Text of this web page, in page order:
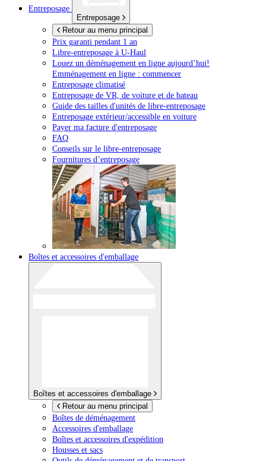
Entreposage
Entreposage
Retour au menu principal
Prix garanti pendant 1 an
Libre-entreposage à U-Haul
Louez un déménagement en ligne aujourd’hui!
Emménagement en ligne : commencer
Entreposage climatisé
Entreposage de VR, de voiture et de bateau
Guide des tailles d'unités de libre-entreposage
Entreposage extérieur/accessible en voiture
Payer ma facture d'entreposage
FAQ
Conseils sur le libre-entreposage
Fournitures d’entreposage
Boîtes et accessoires d'emballage
Boîtes et accessoires d'emballage
Retour au menu principal
Boîtes de déménagement
Accessoires d'emballage
Boîtes et accessoires d'expédition
Housses et sacs